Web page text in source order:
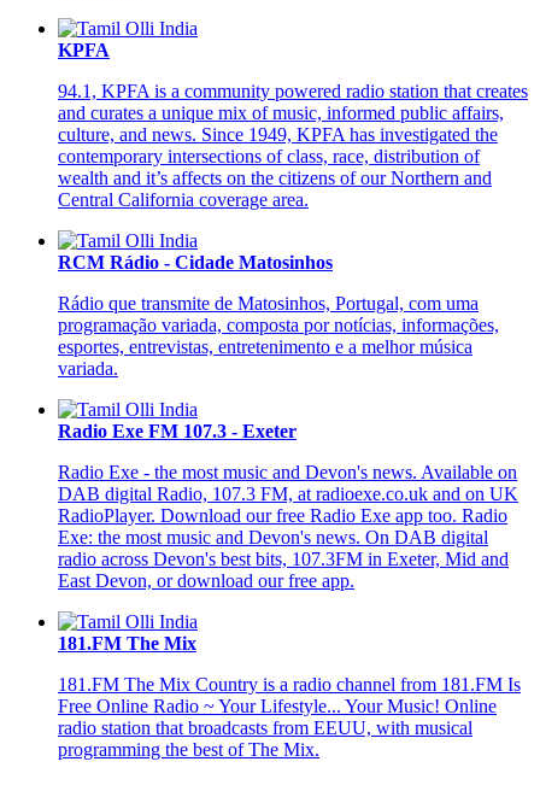
KPFA
94.1, KPFA is a community powered radio station that creates
and curates a unique mix of music, informed public affairs,
culture, and news. Since 1949, KPFA has investigated the
contemporary intersections of class, race, distribution of
wealth and it’s affects on the citizens of our Northern and
Central California coverage area.
RCM Rádio - Cidade Matosinhos
Rádio que transmite de Matosinhos, Portugal, com uma
programação variada, composta por notícias, informações,
esportes, entrevistas, entretenimento e a melhor música
variada.
Radio Exe FM 107.3 - Exeter
Radio Exe - the most music and Devon's news. Available on
DAB digital Radio, 107.3 FM, at radioexe.co.uk and on UK
RadioPlayer. Download our free Radio Exe app too. Radio
Exe: the most music and Devon's news. On DAB digital
radio across Devon's best bits, 107.3FM in Exeter, Mid and
East Devon, or download our free app.
181.FM The Mix
181.FM The Mix Country is a radio channel from 181.FM Is
Free Online Radio ~ Your Lifestyle... Your Music! Online
radio station that broadcasts from EEUU, with musical
programming the best of The Mix.